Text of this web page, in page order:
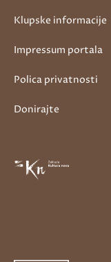
Klupske informacije
Impressum portala
Polica privatnosti
Donirajte